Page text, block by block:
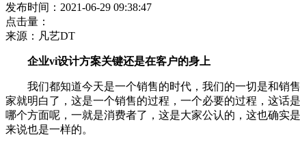
发布时间：2021-06-29 09:38:47
点击量：
来源：凡艺DT
企业vi设计方案关键还是在客户的身上
我们都知道今天是一个销售的时代，我们的一切是和销售
家就明白了，这是一个销售的过程，一个必要的过程，这话
哪个方面呢，一就是消费者了，这是大家公认的，这也确实
来说也是一样的。